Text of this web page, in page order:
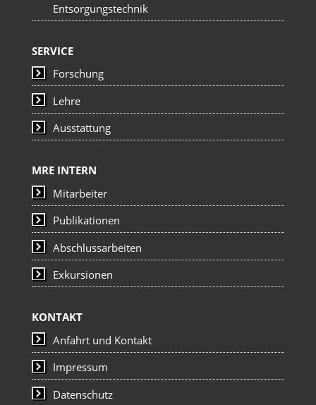
Entsorgungstechnik
SERVICE
Forschung
Lehre
Ausstattung
MRE INTERN
Mitarbeiter
Publikationen
Abschlussarbeiten
Exkursionen
KONTAKT
Anfahrt und Kontakt
Impressum
Datenschutz